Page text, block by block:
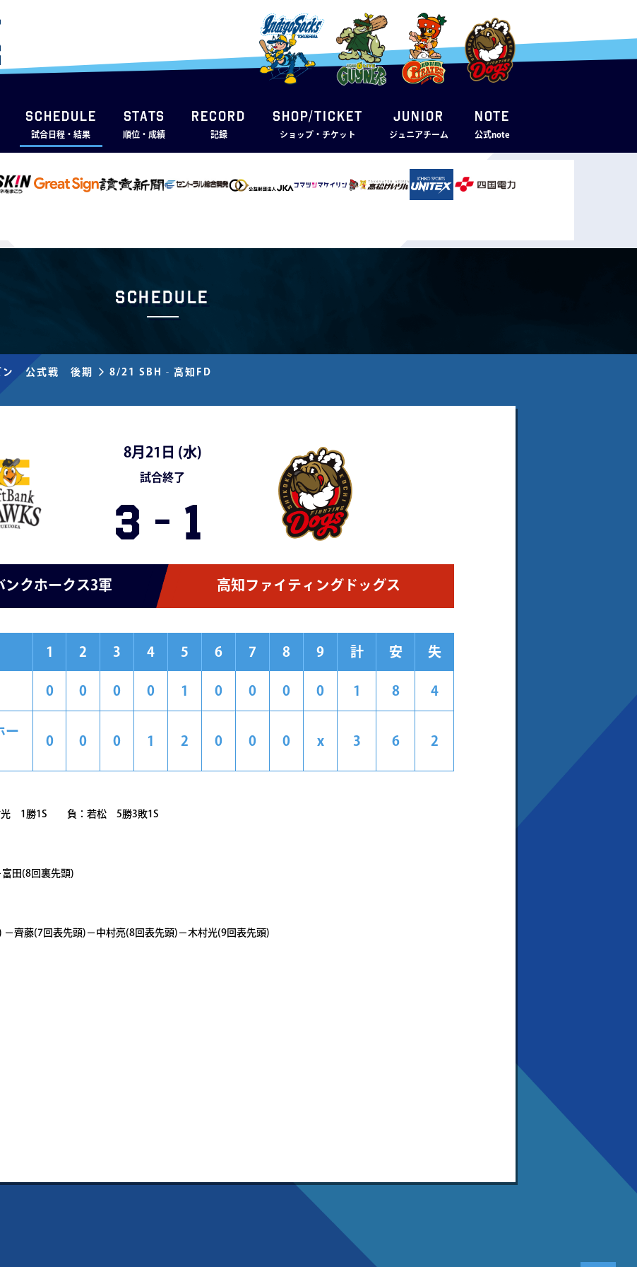
SCHEDULE
試合日程・結果
STATS
順位・成績
RECORD
記録
SHOP/TICKET
ショップ・チケット
JUNIOR
ジュニアチーム
note
公式note
Schedule
ン 公式戦 後期 8/21 SBH‐高知FD
8月21日 (水)
試合終了
3 - 1
ンクホークス3軍 高知ファイティングドッグス
1 2 3 4 5 6 7 8 9 計 安 失
0 0 0 0 1 0 0 0 0 1 8 4
ー
0 0 0 1 2 0 0 0 x 3 6 2
1勝1S 負：若松 5勝3敗1S
田(8回裏先頭)
－齊藤(7回表先頭)－中村亮(8回表先頭)－木村光(9回表先頭)